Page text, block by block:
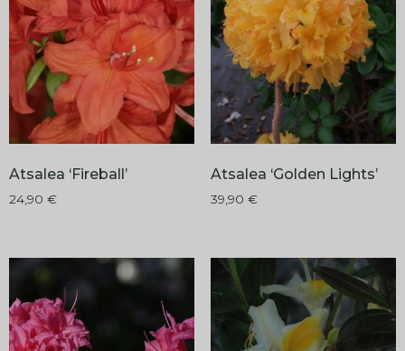
Atsalea ‘Fireball’
24,90 €
Atsalea ‘Golden Lights’
39,90 €